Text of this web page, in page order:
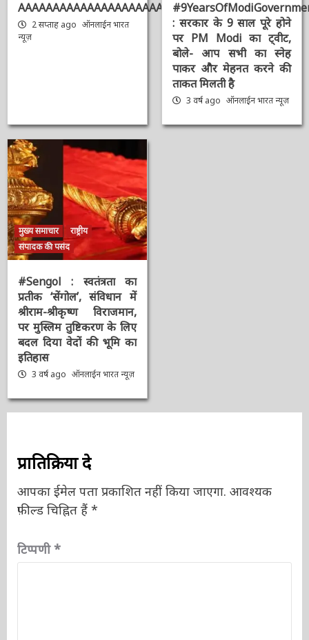
AAAAAAAAAAAAAAAAAAAAAAAAAAAAAAAAA
2 सप्ताह ago
: सरकार के 9 साल पूरे होने
पर PM Modi का ट्वीट,
बोले- आप सभी का स्नेह
पाकर और मेहनत करने की
ताकत मिलती है
न्यूज़
मुख्य समाचार
राष्ट्रीय
संपादक की पसंद
#Sengol : स्वतंत्रता का
प्रतीक ‘सेंगोल’, संविधान में
श्रीराम-श्रीकृष्ण विराजमान,
पर मुस्लिम तुष्टिकरण के
लिए बदल दिया वेदों की भूमि
का इतिहास
न्यूज़
प्रातिक्रिया दे
आपका ईमेल पता प्रकाशित नहीं किया जाएगा.